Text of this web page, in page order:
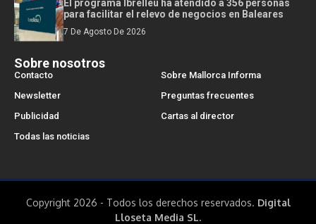
El programa Ibrelleu ha atendido a 356 personas
para facilitar el relevo de negocios en Baleares
7 De Agosto De 2026
Sobre nosotros
Contacto
Sobre Mallorca Informa
Newsletter
Preguntas frecuentes
Publicidad
Cartas al director
Todas las noticias
Copyright 2026 - Todos los derechos reservados. Digital
Lloseta Media SL.